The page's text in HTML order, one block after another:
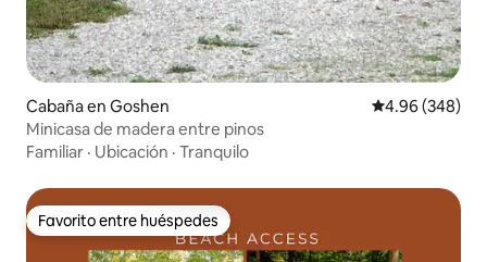
Cabaña en Goshen Calificación
4.96 (348)
Minicasa de madera entre pinos
Familiar · Ubicación · Tranquilo
Favorito entre huéspedes
Favorito entre huéspedes